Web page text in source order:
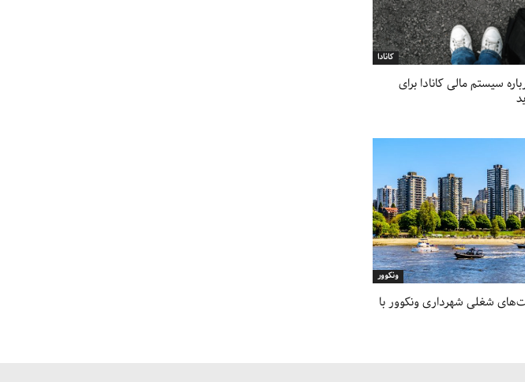
کانادا
سیستم مالی کانادا برای
ونکوور
شغلی شهرداری ونکوور با